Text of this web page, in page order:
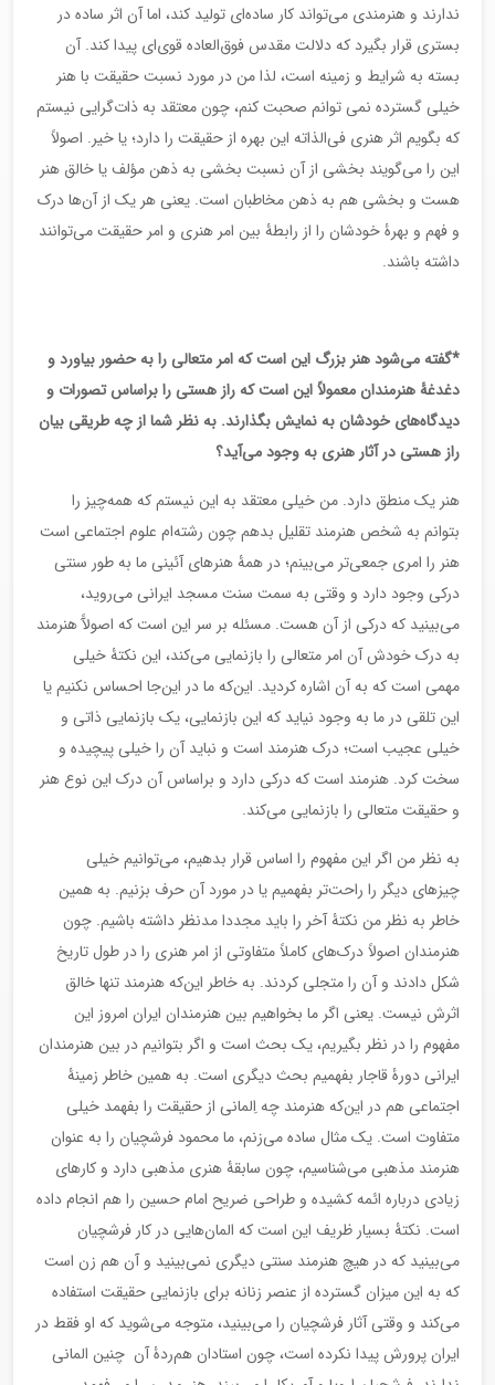
ندارند و هنرمندی می‌تواند کار ساده‌ای تولید کند، اما آن اثر ساده در
بستری قرار بگیرد که دلالت مقدس فوق‌العاده قوی‌ای پیدا کند. آن
بسته به شرایط و زمینه است، لذا من در مورد نسبت حقیقت با هنر
خیلی گسترده نمی توانم صحبت کنم، چون معتقد به ذات‌گرایی نیستم
که بگویم اثر هنری فی‌الذاته این بهره از حقیقت را دارد؛ یا خیر. اصولاً
این را می‌گویند بخشی از آن نسبت بخشی به ذهن مؤلف یا خالق هنر
هست و بخشی هم به ذهن مخاطبان است. یعنی هر یک از آن‌ها درک
و فهم و بهرۀ خودشان را از رابطۀ بین امر هنری و امر حقیقت می‌توانند
داشته باشند.
*گفته می‌شود هنر بزرگ این است که امر متعالی را به حضور بیاورد و
دغدغۀ هنرمندان معمولاً این است که راز هستی را براساس تصورات و
دیدگاه‌های خودشان به نمایش بگذارند. به نظر شما از چه طریقی بیان
راز هستی در آثار هنری به وجود می‌آید؟
هنر یک منطق دارد. من خیلی معتقد به این نیستم که همه‌چیز را
بتوانم به شخص هنرمند تقلیل بدهم چون رشته‌ام علوم اجتماعی است
هنر را امری جمعی‌تر می‌بینم؛ در همۀ هنرهای آئینی ما به طور سنتی
درکی وجود دارد و وقتی به سمت سنت مسجد ایرانی می‌روید،
می‌بینید که درکی از آن هست. مسئله بر سر این است که اصولآً هنرمند
به درک خودش آن امر متعالی را بازنمایی می‌کند، این نکتۀ خیلی
مهمی است که به آن اشاره کردید. این‌که ما در این‌جا احساس نکنیم یا
این تلقی در ما به وجود نیاید که این بازنمایی، یک بازنمایی ذاتی و
خیلی عجیب است؛ درک هنرمند است و نباید آن را خیلی پیچیده و
سخت کرد. هنرمند است که درکی دارد و براساس آن درک این نوع هنر
و حقیقت متعالی را بازنمایی می‌کند.
به نظر من اگر این مفهوم را اساس قرار بدهیم، می‌توانیم خیلی
چیزهای دیگر را راحت‌تر بفهمیم یا در مورد آن حرف بزنیم. به همین
خاطر به نظر من نکتۀ آخر را باید مجددا مدنظر داشته باشیم. چون
هنرمندان اصولاً درک‌های کاملاً متفاوتی از امر هنری را در طول تاریخ
شکل دادند و آن را متجلی کردند. به خاطر این‌که هنرمند تنها خالق
اثرش نیست. یعنی اگر ما بخواهیم بین هنرمندان ایران امروز این
مفهوم را در نظر بگیریم، یک بحث است و اگر بتوانیم در بین هنرمندان
ایرانی دورۀ قاجار بفهمیم بحث دیگری است. به همین خاطر زمینۀ
اجتماعی هم در این‌که هنرمند چه اِلمانی از حقیقت را بفهمد خیلی
متفاوت است. یک مثال ساده می‌زنم، ما محمود فرشچیان را به عنوان
هنرمند مذهبی می‌شناسیم، چون سابقۀ هنری مذهبی دارد و کارهای
زیادی درباره ائمه کشیده و طراحی ضریح امام حسین را هم انجام داده
است. نکتۀ بسیار ظریف این است که المان‌هایی در کار فرشچیان
می‌بینید که در هیچ هنرمند سنتی دیگری نمی‌بینید و آن هم زن است
که به این میزان گسترده از عنصر زنانه برای بازنمایی حقیقت استفاده
می‌کند و وقتی آثار فرشچیان را می‌بینید، متوجه می‌شوید که او فقط در
ایران پرورش پیدا نکرده است، چون استادان هم‌ردۀ آن چنین المانی